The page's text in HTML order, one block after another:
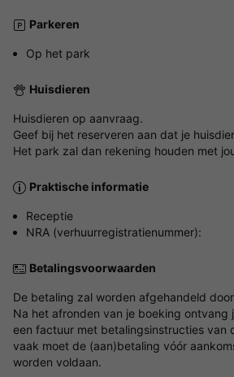
Parkeren
Op het park
Huisdieren
Huisdieren op aanvraag.
Geef bij het reserveren aan dat je
Het park zal dan rekening houden met
Praktische informatie
Receptie
NRA (verhuurregistratienummer):
Betalingsvoorwaarden
De betaling zal worden afgehandeld
Na het afronden van je boeking ontvang
een factuur met betalingsinstructies van
vaak moet de (aan)betaling vóór
worden voldaan.